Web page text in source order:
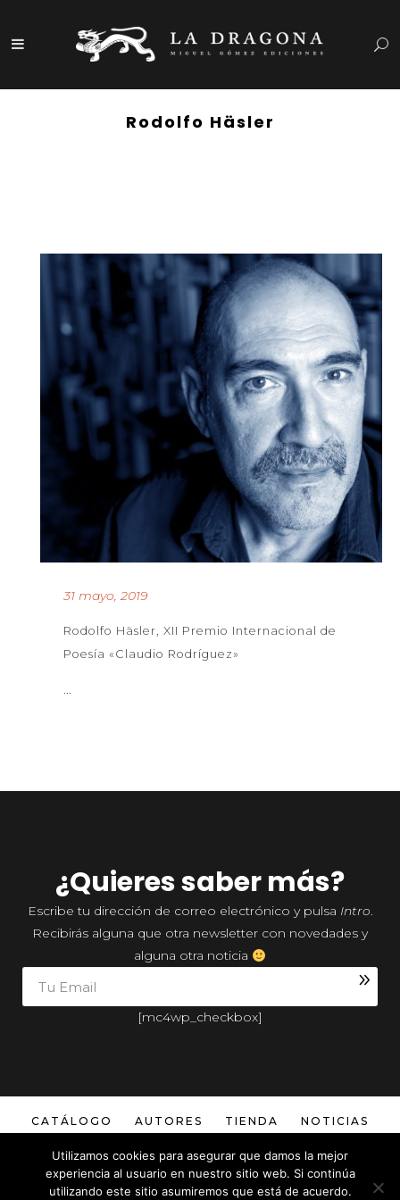
Rodolfo Häsler
31 mayo, 2019
Rodolfo Häsler, XII Premio Internacional de
Poesía «Claudio Rodríguez»
...
¿Quieres saber más?
Escribe tu dirección de correo electrónico y pulsa Intro.
Recibirás alguna que otra newsletter con novedades y
alguna otra noticia
[mc4wp_checkbox]
CATÁLOGO AUTORES TIENDA NOTICIAS
Utilizamos cookies para asegurar que damos la mejor
experiencia al usuario en nuestro sitio web. Si continúa
utilizando este sitio asumiremos que está de acuerdo.